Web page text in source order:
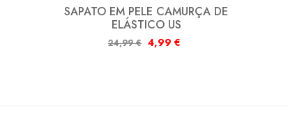
SAPATO EM PELE CAMURÇA DE
ELÁSTICO US
24,99€ 4,99 €